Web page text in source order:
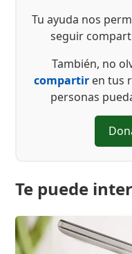
Tu ayuda nos
seguir
También, no
compartir en tus
personas
Te puede